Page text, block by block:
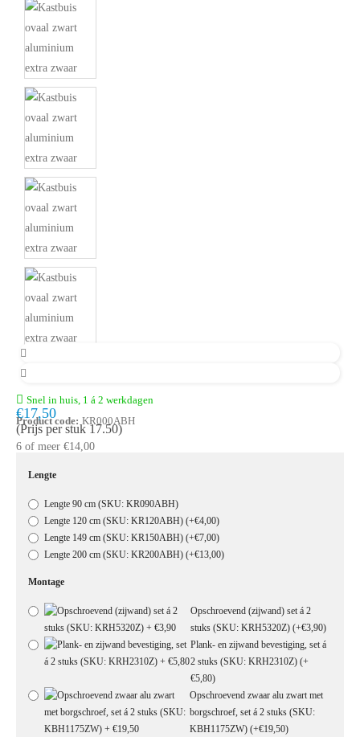
Snel in huis, 1 á 2 werkdagen
Product code: KR000ABH
€17,50
(Prijs per stuk 17.50)
6 of meer €14,00
Lengte
Lengte 90 cm (SKU: KR090ABH)
Lengte 120 cm (SKU: KR120ABH) (+€4,00)
Lengte 149 cm (SKU: KR150ABH) (+€7,00)
Lengte 200 cm (SKU: KR200ABH) (+€13,00)
Montage
Opschroevend (zijwand) set á 2
stuks (SKU: KRH5320Z) (+€3,90)
Plank- en zijwand bevestiging, set á
2 stuks (SKU: KRH2310Z) (+
€5,80)
Opschroevend zwaar alu zwart met
borgschroef, set á 2 stuks (SKU:
KBH1175ZW)(+€19,50)